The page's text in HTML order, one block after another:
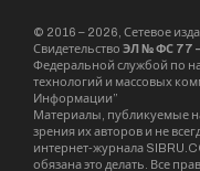
эксплуатацию на
дневным
медицинской
новому проекту,
стационар,